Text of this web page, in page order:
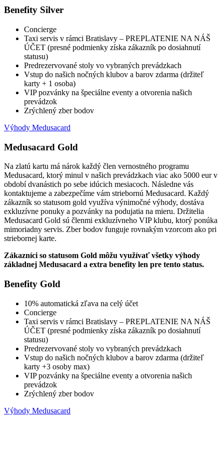
Benefity Silver
Concierge
Taxi servis v rámci Bratislavy – PREPLATENIE NA NÁŠ
ÚČET (presné podmienky získa zákazník po dosiahnutí
statusu)
Predrezervované stoly vo vybraných prevádzkach
Vstup do našich nočných klubov a barov zdarma (držiteľ
karty + 1 osoba)
VIP pozvánky na špeciálne eventy a otvorenia našich
prevádzok
Zrýchlený zber bodov
Výhody Medusacard
Medusacard Gold
Na zlatú kartu má nárok každý člen vernostného programu
Medusacard, ktorý minul v našich prevádzkach viac ako 5000 eur v
období dvanástich po sebe idúcich mesiacoch. Následne vás
kontaktujeme a zabezpečíme vám striebornú Medusacard. Každý
zákazník so statusom gold využíva výnimočné výhody, dostáva
exkluzívne ponuky a pozvánky na podujatia na mieru. Držitelia
Medusacard Gold sú členmi exkluzívneho VIP klubu, ktorý ponúka
mimoriadny servis. Zber bodov funguje rovnakým vzorcom ako pri
striebornej karte.
Zákazníci so statusom Gold môžu využívať všetky výhody
základnej Medusacard a extra benefity len pre tento status.
Benefity Gold
10% automatická zľava na celý účet
Concierge
Taxi servis v rámci Bratislavy – PREPLATENIE NA NÁŠ
ÚČET (presné podmienky získa zákazník po dosiahnutí
statusu)
Predrezervované stoly vo vybraných prevádzkach
Vstup do našich nočných klubov a barov zdarma (držiteľ
karty +3 osoby max)
VIP pozvánky na špeciálne eventy a otvorenia našich
prevádzok
Zrýchlený zber bodov
Výhody Medusacard